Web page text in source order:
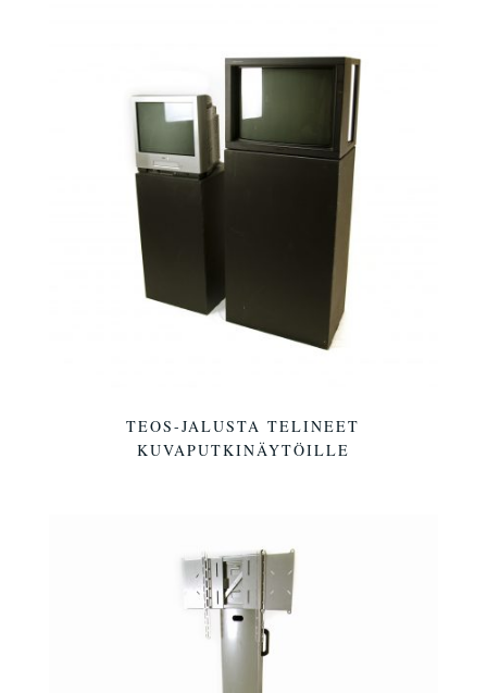
TEOS-JALUSTA TELINEET
KUVAPUTKINÄYTÖILLE